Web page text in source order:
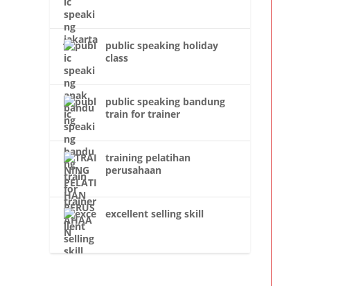
public speaking holiday
class
public speaking bandung
train for trainer
training pelatihan
perusahaan
excellent selling skill